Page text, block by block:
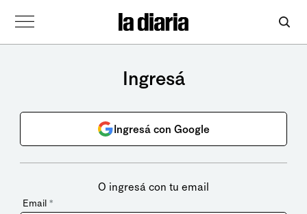
Ingresá
Ingresá con Google
O ingresá con tu email
Email *